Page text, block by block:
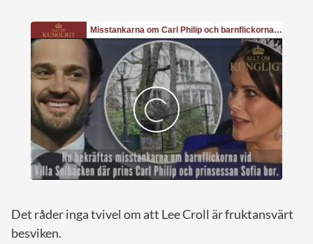
Det råder inga tvivel om att Lee Croll är fruktansvärt
besviken.